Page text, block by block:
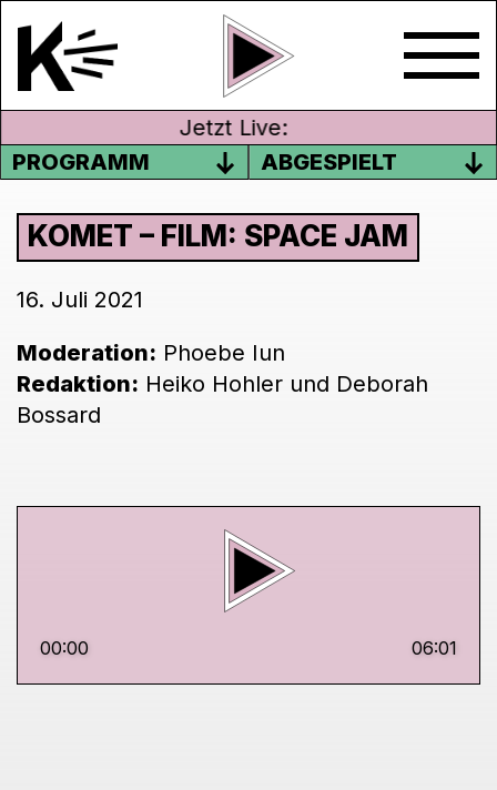
Jetzt Live:
PROGRAMM
ABGESPIELT
KOMET – FILM: SPACE JAM
16. Juli 2021
Moderation: Phoebe Iun
Redaktion: Heiko Hohler und Deborah
Bossard
00:00 06:01